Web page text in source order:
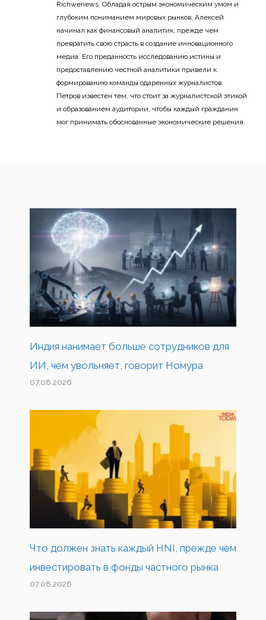
Richwenews. Обладая острым экономическим умом и
глубоким пониманием мировых рынков, Алексей
начинал как финансовый аналитик, прежде чем
превратить свою страсть в создание инновационного
медиа. Его преданность исследованию истины и
предоставлению честной аналитики привели к
формированию команды одаренных журналистов.
Петров известен тем, что стоит за журналистской этикой
и образованием аудитории, чтобы каждый гражданин
мог принимать обоснованные экономические решения.
Индия нанимает больше сотрудников для
ИИ, чем увольняет, говорит Номура
07.08.2026
Что должен знать каждый HNI, прежде чем
инвестировать в фонды частного рынка
07.08.2026